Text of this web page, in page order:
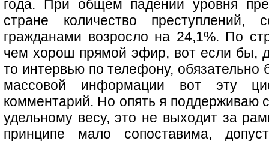
года. При общем падении уровня
стране количество преступлений,
гражданами возросло на 24,1%. По
чем хорош прямой эфир, вот если бы,
то интервью по телефону, обязательно
массовой информации вот эту
комментарий. Но опять я поддерживаю
удельному весу, это не выходит за
принципе мало сопоставима,